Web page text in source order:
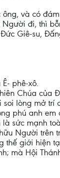
và có
đi, thì
Giê-su,
phê-xô.
Chúa của
lòng mở
phú anh
sức mạnh
Người
thế giới hiện
mà Hội